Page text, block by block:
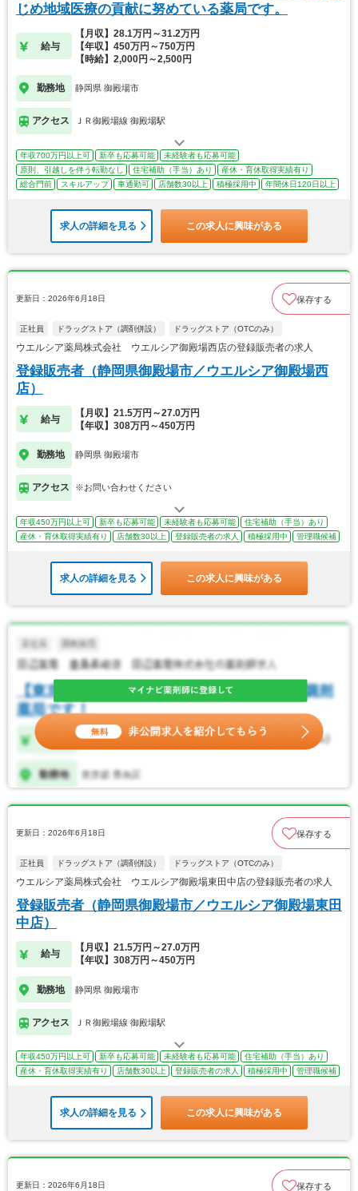
じめ地域医療の貢献に努めている薬局です。
給与
【月収】28.1万円～31.2万円
【年収】450万円～750万円
【時給】2,000円～2,500円
勤務地 静岡県 御殿場市
アクセス ＪＲ御殿場線 御殿場駅
年収700万円以上可 新卒も応募可能
未経験者も応募可能
原則、引越しを伴う転勤なし
住宅補助（手当）あり
産休・育休取得実績有り
総合門前
スキルアップ 車通勤可 店舗数30以上 積極採用中 年間休日120日以上
求人の詳細を見る この求人に興味がある
更新日：2026年6月18日 保存する
正社員 ドラッグストア（調剤併設） ドラッグストア（OTCのみ）
ウエルシア薬局株式会社 ウエルシア御殿場西店の登録販売者の求人
登録販売者（静岡県御殿場市／ウエルシア御殿場西
店）
給与
【月収】21.5万円～27.0万円
【年収】308万円～450万円
勤務地 静岡県 御殿場市
アクセス ※お問い合わせください
年収450万円以上可 新卒も応募可能 未経験者も応募可能
住宅補助（手当）あり
産休・育休取得実績有り
店舗数30以上 登録販売者の求人 積極採用中 管理職候補
求人の詳細を見る この求人に興味がある
更新日：2026年6月18日 保存する
正社員 ドラッグストア（調剤併設） ドラッグストア（OTCのみ）
ウエルシア薬局株式会社 ウエルシア御殿場東田中店の登録販売者の求人
登録販売者（静岡県御殿場市／ウエルシア御殿場東田
中店）
給与
【月収】21.5万円～27.0万円
【年収】308万円～450万円
勤務地 静岡県 御殿場市
アクセス ＪＲ御殿場線 御殿場駅
年収450万円以上可 新卒も応募可能 未経験者も応募可能
住宅補助（手当）あり
産休・育休取得実績有り
店舗数30以上 登録販売者の求人 積極採用中 管理職候補
求人の詳細を見る この求人に興味がある
更新日：2026年6月18日 保存する